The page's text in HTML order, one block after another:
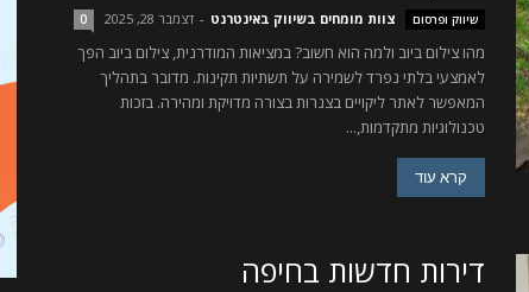
שיווק ופרסום צוות מומחים בשיווק באינטרנט - דצמבר 28, 2025 0
מהו צילום ביוב ולמה הוא חשוב? במציאות המודרנית, צילום ביוב הפך
לאמצעי בלתי נפרד לשמירה על תשתיות תקינות. מדובר בתהליך
המאפשר לאתר ליקויים בצנרות בצורה מדויקת ומהירה. בזכות
טכנולוגיות מתקדמות,...
קרא עוד
דירות חדשות בחיפה